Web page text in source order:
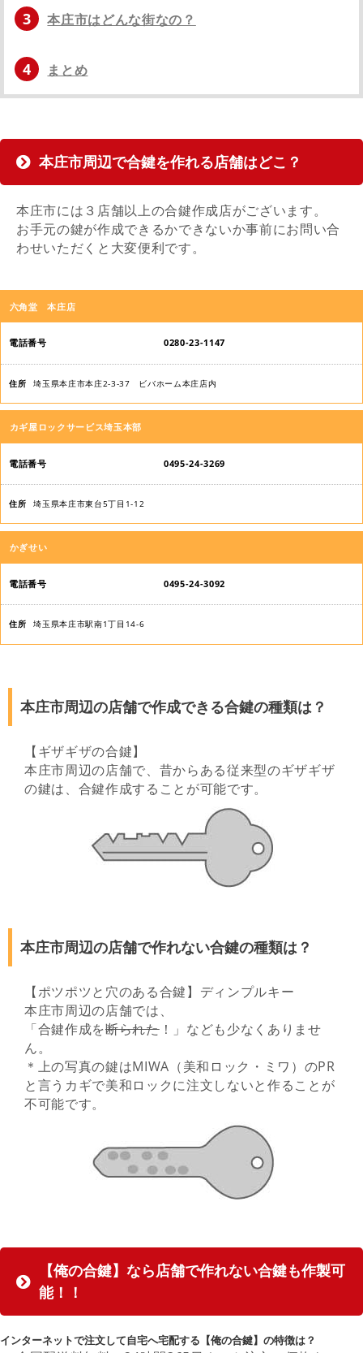
3 本庄市はどんな街なの？
4 まとめ
本庄市周辺で合鍵を作れる店舗はどこ？
本庄市には３店舗以上の合鍵作成店がございます。
お手元の鍵が作成できるかできないか事前にお問い合
わせいただくと大変便利です。
店
舗
名
電
番
号
住
所
六角堂 本庄店
0280-23-1147
埼玉県本庄市本庄2-3-37 ビバホーム本庄店内
カギ屋ロックサービス埼玉本部
0495-24-3269
埼玉県本庄市東台5丁目1-12
かぎせい
0495-24-3092
埼玉県本庄市駅南1丁目14-6
本庄市周辺の店舗で作成できる合鍵の種類は？
【ギザギザの合鍵】
本庄市周辺の店舗で、昔からある従来型のギザギザ
の鍵は、合鍵作成することが可能です。
本庄市周辺の店舗で作れない合鍵の種類は？
【ポツポツと穴のある合鍵】ディンプルキー
本庄市周辺の店舗では、
「合鍵作成を断られた！」なども少なくありませ
ん。
＊上の写真の鍵はMIWA（美和ロック・ミワ）のPR
と言うカギで美和ロックに注文しないと作ることが
不可能です。
【俺の合鍵】なら店舗で作れない合鍵も作製可
能！！
インターネットで注文して自宅へ宅配する【俺の合鍵】の特徴は？